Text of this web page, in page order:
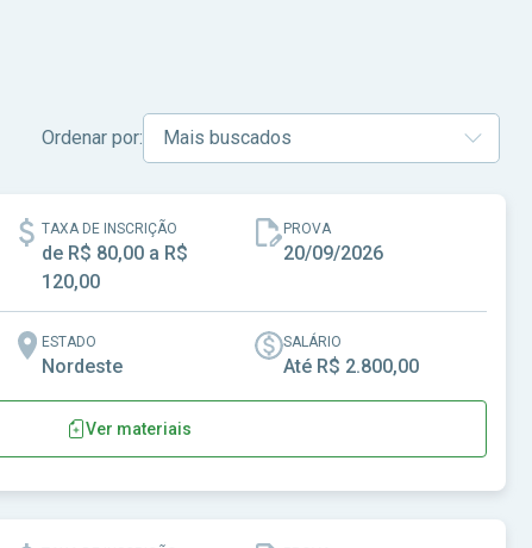
Ordenar por:
TAXA DE INSCRIÇÃO
de R$ 80,00 a R$
120,00
PROVA
20/09/2026
ESTADO
Nordeste
SALÁRIO
Até R$ 2.800,00
Ver materiais